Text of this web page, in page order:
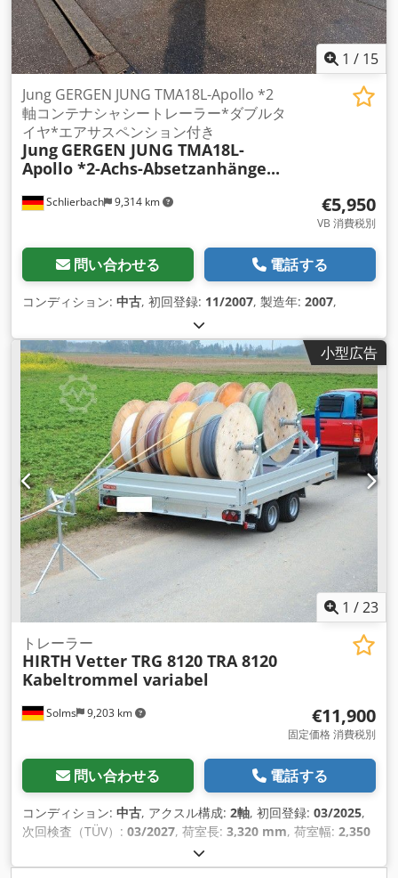
1 / 15
Schlierbach 9,314 km
Jung GERGEN JUNG TMA18L-Apollo *2
軸コンテナシャシートレーラー*ダブルタ
イヤ*エアサスペンション付き
Jung GERGEN JUNG TMA18L-
Apollo *2-Achs-Absetzanhänge...
€5,950
VB 消費税別
問い合わせる 電話する
コンディション: 中古, 初回登録: 11/2007, 製造年: 2007,
小型広告
1 /23
Solms 9,203 km
トレーラー
HIRTH Vetter TRG 8120 TRA 8120
Kabeltrommel variabel
€11,900
固定価格 消費税別
問い合わせる 電話する
コンディション: 中古, アクスル構成: 2軸, 初回登録: 03/2025,
次回検査（TÜV）: 03/2027, 荷室長: 3,320 mm, 荷室幅: 2,350
2,420 mm
年:2025,